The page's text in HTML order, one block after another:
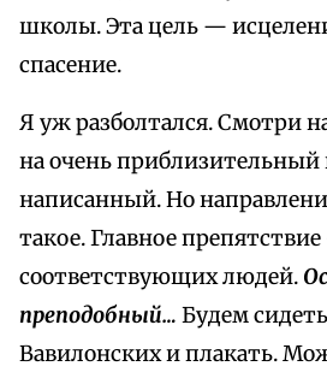
школы. Эта цель —
спасение.
Я уж разболтался. Смотри
на очень приблизительный
написанный. Но
такое. Главное
соответствующих людей.
преподобный… Будем
Вавилонских и плакать.